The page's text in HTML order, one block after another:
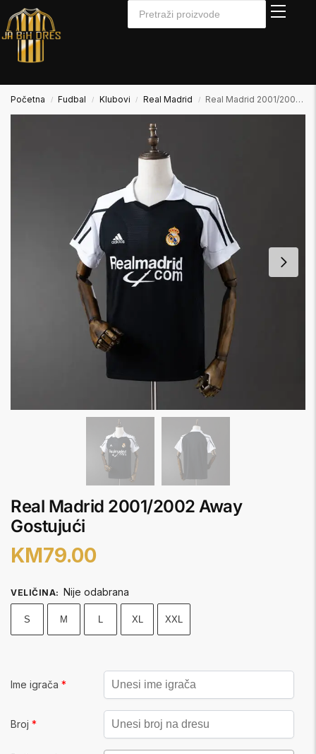
Početna / Fudbal / Klubovi / Real Madrid / Real Madrid 2001/2002 Away Gostujući
Real Madrid 2001/2002 Away
Gostujući
KM79.00
VELIČINA: Nije odabrana
S M L XL XXL
Ime igrača *
Broj *